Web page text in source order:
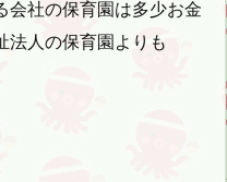
会社の保育園は多少お金
法人の保育園よりも